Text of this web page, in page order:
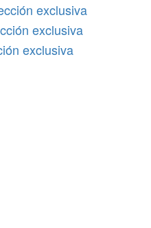
exclusiva
exclusiva
exclusiva